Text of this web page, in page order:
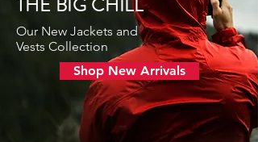
THE BIG CHILL
Our New Jackets and
Vests Collection
Shop New Arrivals